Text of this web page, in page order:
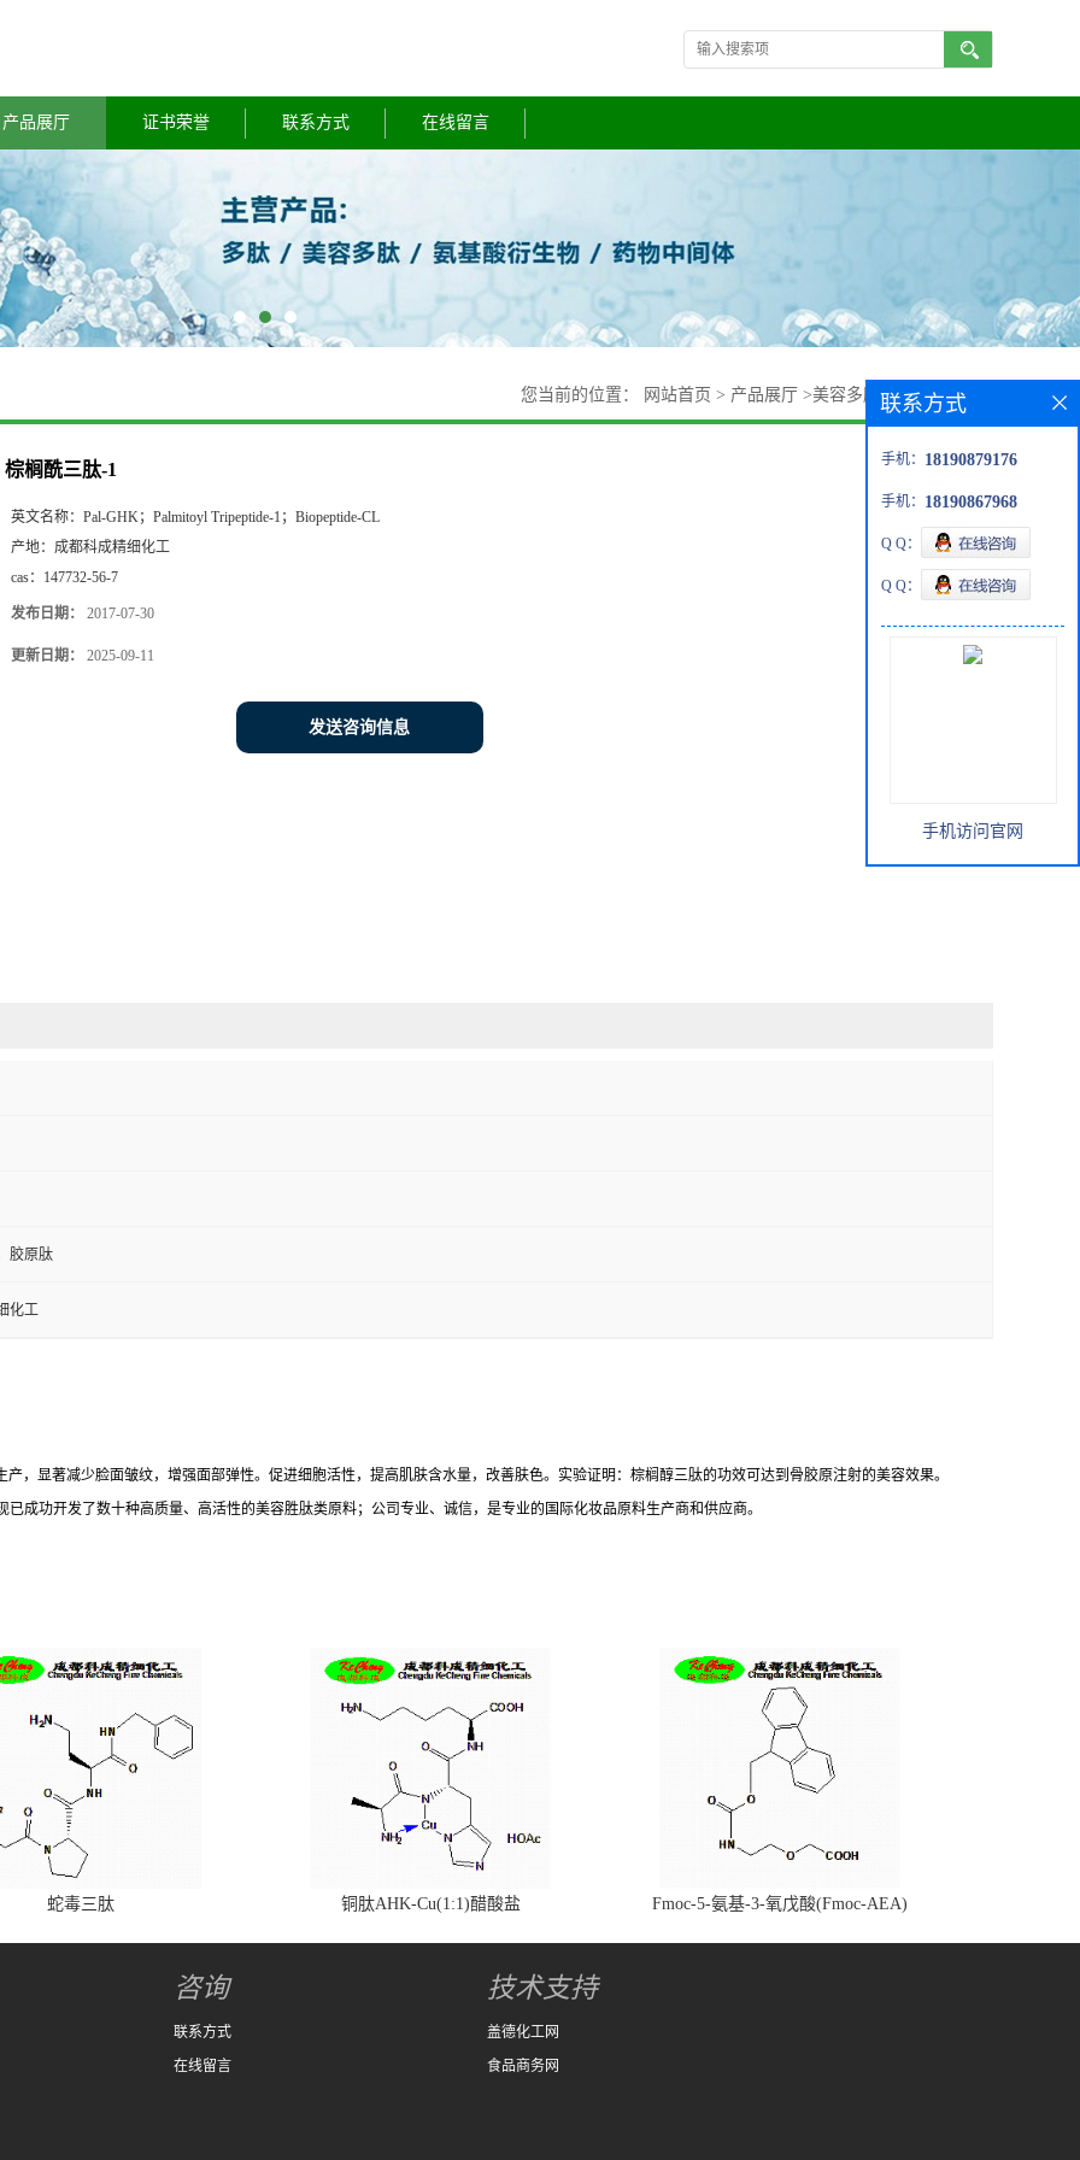
产品展厅 证书荣誉 联系方式 在线留言
您当前的位置： 网站首页 > 产品展厅 >美容多肽 >棕榈酰三肽-1
棕榈酰三肽-1
英文名称： Pal-GHK；Palmitoyl Tripeptide-1；Biopeptide-CL
产地： 成都科成精细化工
cas： 147732-56-7
发布日期： 2017-07-30
更新日期： 2025-09-11
发送咨询信息
胶原肽
化工
产，显著减少脸面皱纹，增强面部弹性。促进细胞活性，提高肌肤含水量，改善肤色。实验证明：棕榈醇三肽的功效可达到骨胶原注射的美容效果。
成功开发了数十种高质量、高活性的美容胜肽类原料；公司专业、诚信，是专业的国际化妆品原料生产商和供应商。
蛇毒三肽 铜肽AHK-Cu(1:1)醋酸盐 Fmoc-5-氨基-3-氧戊酸(Fmoc-AEA)
联系方式
手机： 18190879176
手机： 18190867968
Q Q：
Q Q：
手机访问官网
咨询
联系方式
在线留言
技术支持
盖德化工网
食品商务网